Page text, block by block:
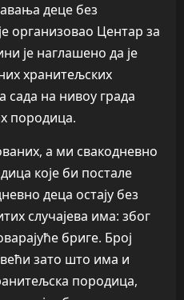
деце без
организовао Центар за
је наглашено да је
хранитељских
сада на нивоу града
породица.
а ми свакодневно
које би постале
деца остају без
случајева има: због
бриге. Број
зато што има и
породица,